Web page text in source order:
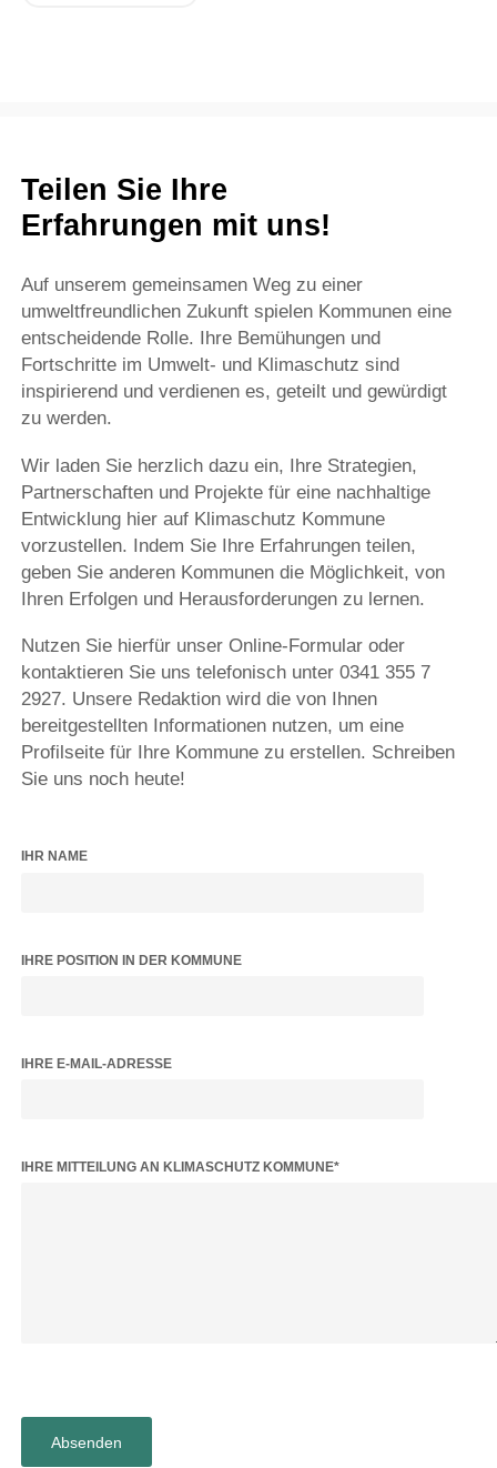
Teilen Sie Ihre
Erfahrungen mit uns!
Auf unserem gemeinsamen Weg zu einer
umweltfreundlichen Zukunft spielen Kommunen eine
entscheidende Rolle. Ihre Bemühungen und
Fortschritte im Umwelt- und Klimaschutz sind
inspirierend und verdienen es, geteilt und gewürdigt
zu werden.
Wir laden Sie herzlich dazu ein, Ihre Strategien,
Partnerschaften und Projekte für eine nachhaltige
Entwicklung hier auf Klimaschutz Kommune
vorzustellen. Indem Sie Ihre Erfahrungen teilen,
geben Sie anderen Kommunen die Möglichkeit, von
Ihren Erfolgen und Herausforderungen zu lernen.
Nutzen Sie hierfür unser Online-Formular oder
kontaktieren Sie uns telefonisch unter 0341 355 7
2927. Unsere Redaktion wird die von Ihnen
bereitgestellten Informationen nutzen, um eine
Profilseite für Ihre Kommune zu erstellen. Schreiben
Sie uns noch heute!
IHR NAME
IHRE POSITION IN DER KOMMUNE
IHRE E-MAIL-ADRESSE
BITTE LASSE DIESES FELD LEER.
IHRE MITTEILUNG AN KLIMASCHUTZ KOMMUNE*